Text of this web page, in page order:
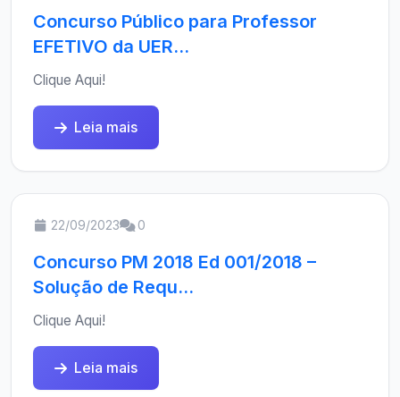
Concurso Público para Professor
EFETIVO da UER...
Clique Aqui!
Leia mais
22/09/2023 0
Concurso PM 2018 Ed 001/2018 –
Solução de Requ...
Clique Aqui!
Leia mais